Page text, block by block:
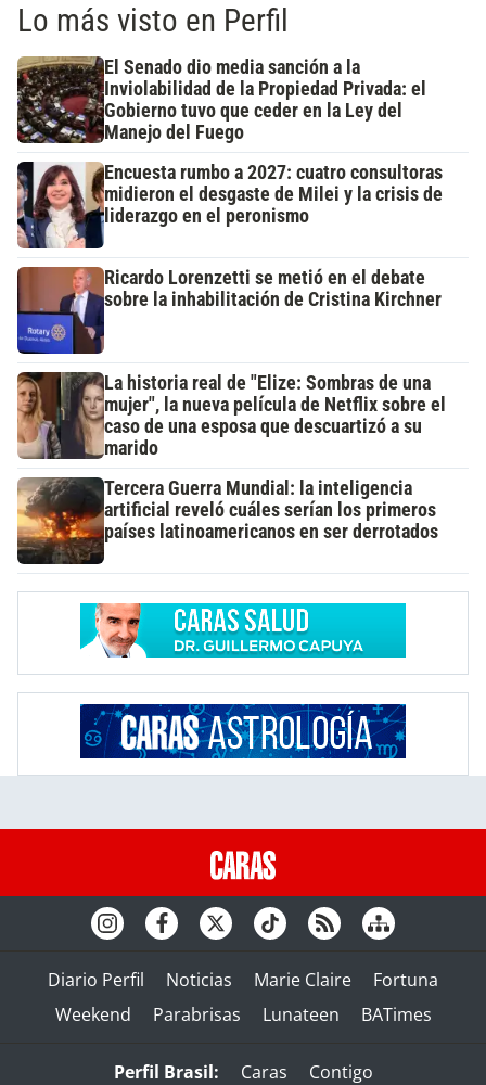
Lo más visto en Perfil
El Senado dio media sanción a la
Inviolabilidad de la Propiedad Privada: el
Gobierno tuvo que ceder en la Ley del
Manejo del Fuego
Encuesta rumbo a 2027: cuatro consultoras
midieron el desgaste de Milei y la crisis de
liderazgo en el peronismo
Ricardo Lorenzetti se metió en el debate
sobre la inhabilitación de Cristina Kirchner
La historia real de "Elize: Sombras de una
mujer", la nueva película de Netflix sobre el
caso de una esposa que descuartizó a su
marido
Tercera Guerra Mundial: la inteligencia
artificial reveló cuáles serían los primeros
países latinoamericanos en ser derrotados
Diario Perfil Noticias Marie Claire
Fortuna
Weekend
Parabrisas Lunateen BATimes
Perfil Brasil: Caras Contigo